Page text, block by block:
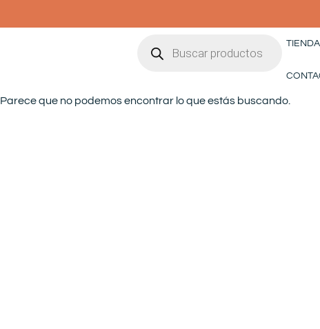
al
productos
TIENDA
Parece que no podemos encontrar lo que estás buscando.